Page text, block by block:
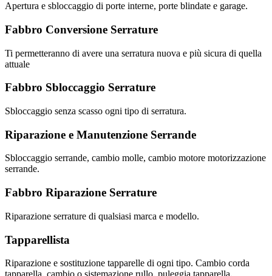
Apertura e sbloccaggio di porte interne, porte blindate e garage.
Fabbro Conversione Serrature
Ti permetteranno di avere una serratura nuova e più sicura di quella
attuale
Fabbro Sbloccaggio Serrature
Sbloccaggio senza scasso ogni tipo di serratura.
Riparazione e Manutenzione Serrande
Sbloccaggio serrande, cambio molle, cambio motore motorizzazione
serrande.
Fabbro Riparazione Serrature
Riparazione serrature di qualsiasi marca e modello.
Tapparellista
Riparazione e sostituzione tapparelle di ogni tipo. Cambio corda